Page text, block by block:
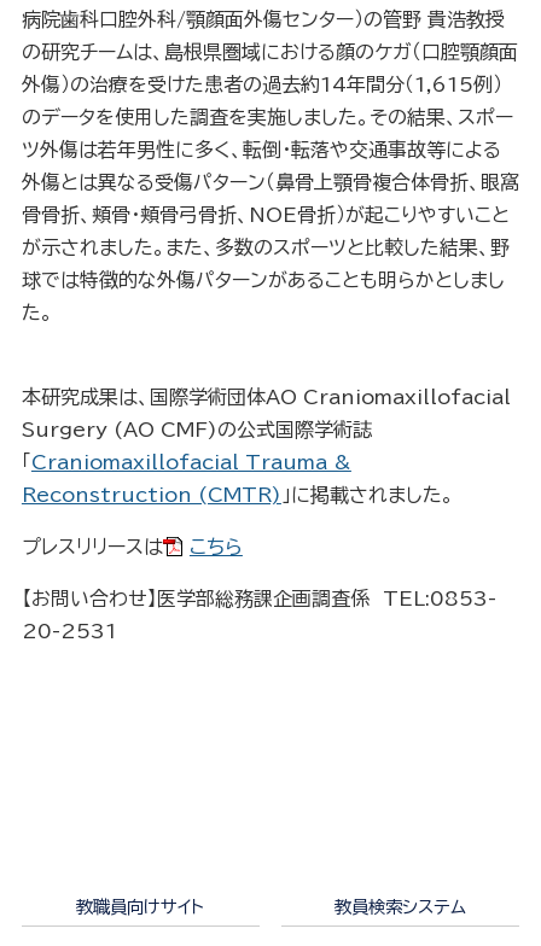
病院歯科口腔外科/顎顔面外傷センター）の管野 貴浩教授
の研究チームは、島根県圏域における顔のケガ（口腔顎顔面
外傷）の治療を受けた患者の過去約14年間分（1,615例）
のデータを使用した調査を実施しました。その結果、スポー
ツ外傷は若年男性に多く、転倒・転落や交通事故等による
外傷とは異なる受傷パターン（鼻骨上顎骨複合体骨折、眼窩
骨骨折、頬骨・頬骨弓骨折、NOE骨折）が起こりやすいこと
が示されました。また、多数のスポーツと比較した結果、野
球では特徴的な外傷パターンがあることも明らかとしまし
た。
本研究成果は、国際学術団体AO Craniomaxillofacial
Surgery (AO CMF)の公式国際学術誌
Craniomaxillofacial Trauma &
Reconstruction (CMTR) 」に掲載されました。
プレスリリースは こちら
【お問い合わせ】医学部総務課企画調査係 TEL:0853-
20-2531
教職員向けサイト 教員検索システム